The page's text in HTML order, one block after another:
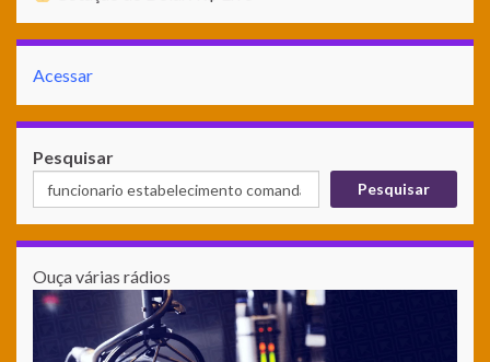
Acessar
Pesquisar
Pesquisar
Ouça várias rádios